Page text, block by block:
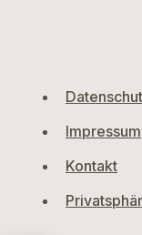
Impressum
Kontakt